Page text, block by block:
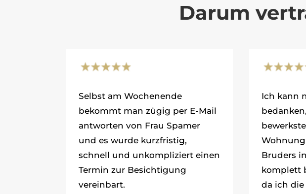
Darum
Selbst am Wochenende
bekommt man zügig per E-Mail
antworten von Frau Spamer
und es wurde kurzfristig,
schnell und unkompliziert einen
Termin zur Besichtigung
vereinbart.
Ich kann
Bruders
komplett
da ich die